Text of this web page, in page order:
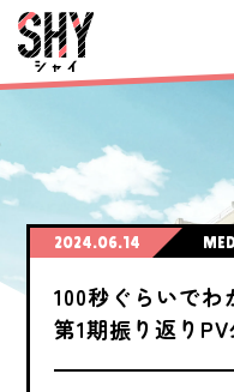
2024.06.14
100秒ぐらいでわ
第1期振り返りPV